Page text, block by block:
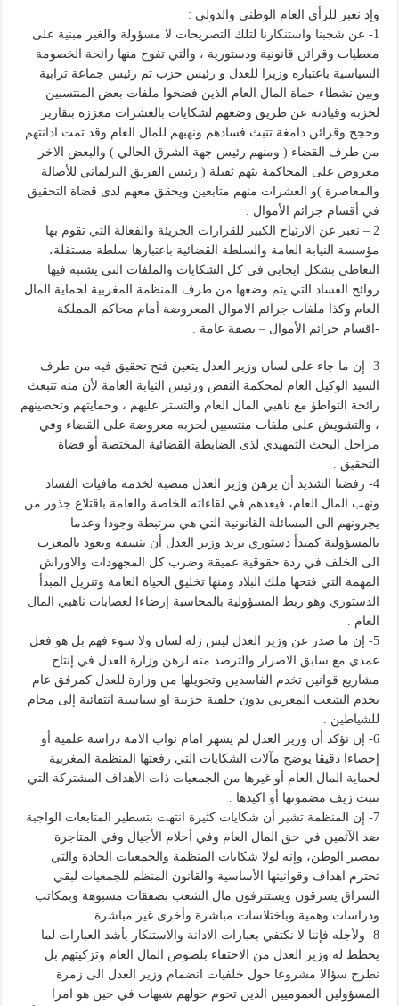
وإذ نعبر للرأي العام الوطني والدولي :
1- عن شجبنا واستنكارنا لتلك التصريحات لا مسؤولة والغير مبنية على
معطيات وقرائن قانونية ودستورية ، والتي تفوح منها رائحة الخصومة
السياسية باعتباره وزيرا للعدل و رئيس حزب ثم رئيس جماعة ترابية
وبين نشطاء حماة المال العام الذين فضحوا ملفات بعض المنتسبين
لحزبه وقيادته عن طريق وضعهم لشكايات بالعشرات معززة بتقارير
وحجج وقرائن دامغة تتبث فسادهم ونهبهم للمال العام وقد تمت ادانتهم
من طرف القضاء ( ومنهم رئيس جهة الشرق الحالي ) والبعض الاخر
معروض على المحاكمة بثهم ثقيلة ( رئيس الفريق البرلماني للأصالة
والمعاصرة )و العشرات منهم متابعين ويحقق معهم لدى قضاة التحقيق
في أقسام جرائم الأموال .
2 – نعبر عن الارتياح الكبير للقرارات الجريئة والفعالة التي تقوم بها
مؤسسة النيابة العامة والسلطة القضائية باعتبارها سلطة مستقلة،
التعاطي بشكل ايجابي في كل الشكايات والملفات التي يشتبه فيها
روائح الفساد التي يتم وضعها من طرف المنظمة المغربية لحماية المال
العام وكذا ملفات جرائم الاموال المعروضة أمام محاكم المملكة
-اقسام جرائم الأموال – بصفة عامة .
3- إن ما جاء على لسان وزير العدل يتعين فتح تحقيق فيه من طرف
السيد الوكيل العام لمحكمة النقض ورئيس النيابة العامة لأن منه تنبعث
رائحة التواطؤ مع ناهبي المال العام والتستر عليهم ، وحمايتهم وتحصينهم
، والتشويش على ملفات منتسبين لحزبه معروضة على القضاء وفي
مراحل البحث التمهيدي لذى الضابطة القضائية المختصة أو قضاة
التحقيق .
4- رفضنا الشديد أن يرهن وزير العدل منصبه لخدمة مافيات الفساد
ونهب المال العام، فيعدهم في لقاءاته الخاصة والعامة باقتلاع جذور من
يجرونهم الى المسائلة القانونية التي هي مرتبطة وجودا وعدما
بالمسؤولية كمبدأ دستوري يريد وزير العدل أن ينسفه ويعود بالمغرب
الى الخلف في ردة حقوقية عميقة وضرب كل المجهودات والاوراش
المهمة التي فتحها ملك البلاد ومنها تخليق الحياة العامة وتنزيل المبدأ
الدستوري وهو ربط المسؤولية بالمحاسبة إرضاءا لعصابات ناهبي المال
العام .
5- إن ما صدر عن وزير العدل ليس زلة لسان ولا سوء فهم بل هو فعل
عمدي مع سابق الاصرار والترصد منه لرهن وزارة العدل في إنتاج
مشاريع قوانين تخدم الفاسدين وتحويلها من وزارة للعدل كمرفق عام
يخدم الشعب المغربي بدون خلفية حزبية او سياسية انتقائية إلى محام
للشياطين .
6- إن نؤكد أن وزير العدل لم يشهر امام نواب الامة دراسة علمية أو
إحصاءا دقيقا يوضح مآلات الشكايات التي رفعتها المنظمة المغربية
لحماية المال العام أو غيرها من الجمعيات ذات الأهداف المشتركة التي
تتبث زيف مضمونها أو اكيدها .
7- إن المنظمة تشير أن شكايات كثيرة انتهت بتسطير المتابعات الواجبة
ضد الآثمين في حق المال العام وفي أحلام الأجيال وفي المتاجرة
بمصير الوطن، وإنه لولا شكايات المنظمة والجمعيات الجادة والتي
تحترم اهداف وقوانينها الأساسية والقانون المنظم للجمعيات لبقي
السراق يسرقون ويستنزفون مال الشعب بصفقات مشبوهة وبمكاتب
ودراسات وهمية وباختلاسات مباشرة وأخرى غير مباشرة .
8- ولأجله فإننا لا نكتفي بعبارات الادانة والاستنكار بأشد العبارات لما
يخطط له وزير العدل من الاحتفاء بلصوص المال العام وتزكيتهم بل
نطرح سؤالا مشروعا حول خلفيات انضمام وزير العدل الى زمرة
المسؤولين العموميين الذين تحوم حولهم شبهات في حين هو امرا